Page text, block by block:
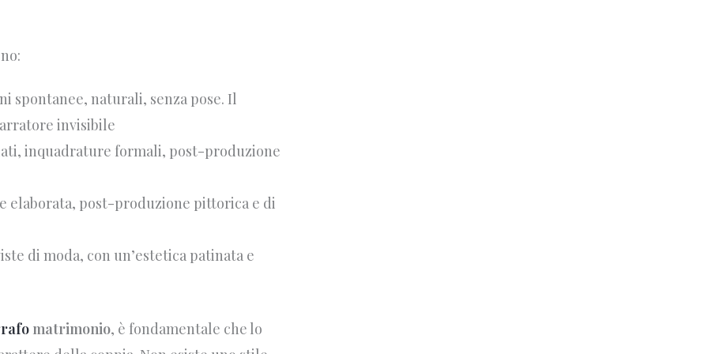
spontanee, naturali, senza pose. Il
invisibile
inquadrature formali, post-produzione
elaborata, post-produzione pittorica e di
di moda, con un’estetica patinata e
matrimonio, è fondamentale che lo